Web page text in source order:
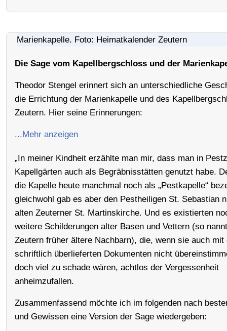
Marienkapelle. Foto: Heimatkalender Zeutern
Die Sage vom Kapellbergschloss und der
Theodor Stengel erinnert sich an unterschiedliche
die Errichtung der Marienkapelle und des
Zeutern. Hier seine Erinnerungen:
...Mehr anzeigen
„In meiner Kindheit erzählte man mir, dass man in
Kapellgärten auch als Begräbnisstätten genutzt habe.
die Kapelle heute manchmal noch als „Pestkapelle“
gleichwohl gab es aber den Pestheiligen St. Sebastian
alten Zeuterner St. Martinskirche. Und es existierten
weitere Schilderungen alter Basen und Vettern (so
Zeutern früher ältere Nachbarn), die, wenn sie auch mit
schriftlich überlieferten Dokumenten nicht
doch viel zu schade wären, achtlos der Vergessenheit
anheimzufallen.
Zusammenfassend möchte ich im folgenden nach
und Gewissen eine Version der Sage wiedergeben: